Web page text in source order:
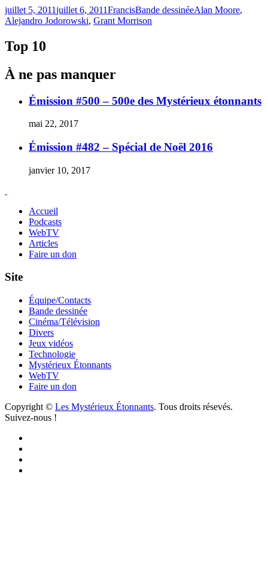
Publié
le
juillet 5, 2011juillet 6, 2011FrancisCatégories
Bande dessinéeÉtiquettes
Alan Moore,
Alejandro Jodorowski, Grant Morrison
Top 10
À ne pas manquer
Émission #500 – 500e des Mystérieux étonnants
mai 22, 2017
Émission #482 – Spécial de Noël 2016
janvier 10, 2017
Accueil
Podcasts
WebTV
Articles
Faire un don
Site
Équipe/Contacts
Bande dessinée
Cinéma/Télévision
Divers
Jeux vidéos
Technologie
Mystérieux Étonnants
WebTV
Faire un don
Copyright © Les Mystérieux Étonnants. Tous droits résevés.
Suivez-nous !